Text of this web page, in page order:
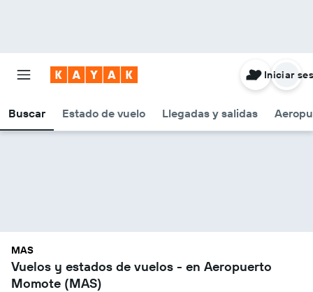
Buscar Estado de vuelo Llegadas y salidas
Iniciar
MAS
Vuelos y estados de vuelos - en Aeropuerto
Momote (MAS)